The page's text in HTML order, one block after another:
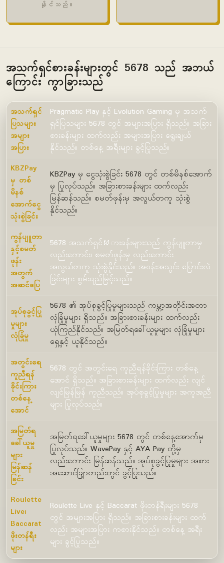
နိုင်သည်။
အသက်ရှင်စားခန်းများတွင် 5678 သည် အဘယ်
ကြောင်း ကွာခြားသည်
အသက်ရှင်
ပြသများ
အများ
အပြား
Pragmatic Play နှင့် Evolution Gaming မှ အသက်
ရှင်ပြသများ 5678 တွင် အများအပြား ရှိသည်။ အခြား
စားခန်းများ ထက်လည်း အများအပြား ရွေးချယ်
နိုင်သည်။ တစ်နေ့ အရီးများ ခွင့်ပြုသည်။
KBZPay
မှ တစ်
မိနစ်
အောက်ငွေ
သုံးစွဲခြင်း
KBZPay မှ ငွေသုံးစွဲခြင်း 5678 တွင် တစ်မိနစ်အောက်
မှ ပြုလုပ်သည်။ အခြားစားခန်းများ ထက်လည်း
မြန်ဆန်သည်။ စမတ်ဖုန်းမှ အလွယ်တကူ သုံးစွဲ
နိုင်သည်။
ကွန်ပျူတာ
နှင့်စမတ်
ဖုန်း
အတွက်
အဆင်ပြေ
5678 အသက်ရှင်សားခန်းများသည် ကွန်ပျူတာမှ
လည်းကောင်း၊ စမတ်ဖုန်းမှ လည်းကောင်း
အလွယ်တကူ သုံးစွဲနိုင်သည်။ အဝန်းအသွင်း ပြောင်းလဲ
ခြင်းများ စွမ်းရည်မြင့်သည်။
အုပ်စုခွင့်ပြု
မှုများ
လုံခြုံမှု
5678 ၏ အုပ်စုခွင့်ပြုမှုများသည် ကမ္ဘာ့အတိုင်းအတာ
လုံခြုံမှုများ ရှိသည်။ အခြားစားခန်းများ ထက်လည်း
ယုံကြည်နိုင်သည်။ အမြတ်ရခေါ်ယူမှုများ လုံခြုံမှုများ
ရှေ့နှင့် ယူနိုင်သည်။
အတွင်းရေ
ကူညီရန်
ခိုင်းကြား
တစ်နေ့
အောင်
5678 တွင် အတွင်းရေ ကူညီရန်ခိုင်းကြား တစ်နေ့
အောင် ရှိသည်။ အခြားစားခန်းများ ထက်လည်း လျင်
လျင်မြန်မြန် ကူညီသည်။ အုပ်စုခွင့်ပြုမှုများ အကူအညီ
များ ပြုလုပ်သည်။
အမြတ်ရ
ခေါ်ယူမှု
များ
မြန်ဆန်
ခြင်း
အမြတ်ရခေါ်ယူမှုများ 5678 တွင် တစ်နေ့အောက်မှ
ပြုလုပ်သည်။ WavePay နှင့် AYA Pay တို့မှ
လည်းကောင်း မြန်ဆန်သည်။ အုပ်စုခွင့်ပြုမှုများ အစား
အဆောင်ချြာတည်းတွင် ခွင့်ပြုသည်။
Roulette
Live၊
Baccarat
ဖိုးတန်ရီး
များ
Roulette Live နှင့် Baccarat ဖိုးတန်ရီးများ 5678
တွင် အများအပြား ရှိသည်။ အခြားစားခန်းများ ထက်
လည်း အများအပြား ကစားနိုင်သည်။ တစ်နေ့ အရီး
များ ခွင့်ပြုသည်။